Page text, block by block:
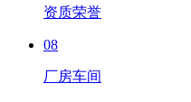
资质荣誉
08
厂房车间